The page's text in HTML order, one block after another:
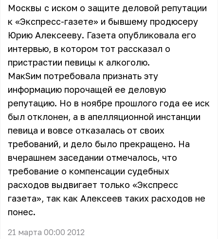
Москвы с иском о защите деловой репутации
к «Экспресс-газете» и бывшему продюсеру
Юрию Алексееву. Газета опубликовала его
интервью, в котором тот рассказал о
пристрастии певицы к алкоголю.
МакSим потребовала признать эту
информацию порочащей ее деловую
репутацию. Но в ноябре прошлого года ее иск
был отклонен, а в апелляционной инстанции
певица и вовсе отказалась от своих
требований, и дело было прекращено. На
вчерашнем заседании отмечалось, что
требование о компенсации судебных
расходов выдвигает только «Экспресс
газета», так как Алексеев таких расходов не
понес.
21 марта 00:00 2012